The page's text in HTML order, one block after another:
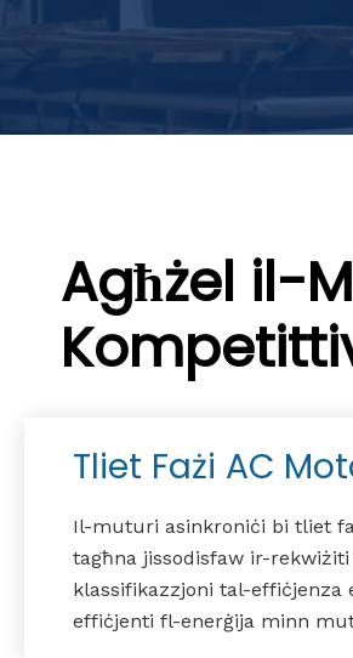
Agħżel il-
Tliet Fażi AC
Il-muturi asinkroniċi bi tliet
tagħna jissodisfaw ir-
klassifikazzjoni tal-
effiċjenti fl-enerġija minn